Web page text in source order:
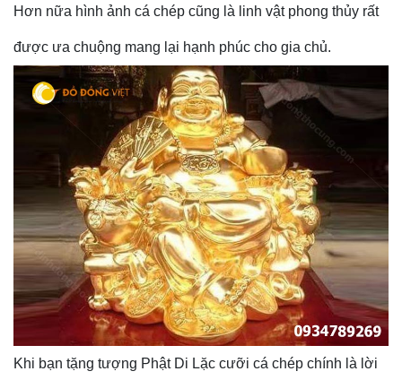
Hơn nữa hình ảnh cá chép cũng là linh vật phong thủy rất
được ưa chuộng mang lại hạnh phúc cho gia chủ.
Khi bạn tặng tượng Phật Di Lặc cưỡi cá chép chính là lời